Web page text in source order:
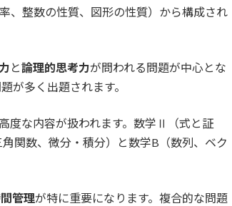
、整数の性質、図形の性質）から構成され
と論理的思考力が問われる問題が中心とな
が多く出題されます。
度な内容が扱われます。数学Ⅱ（式と証
関数、微分・積分）と数学B（数列、ベク
管理が特に重要になります。複合的な問題